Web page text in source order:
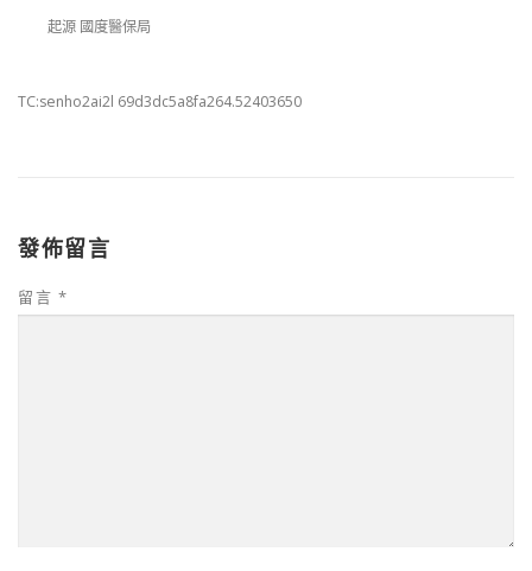
起源 國度醫保局
TC:senho2ai2l 69d3dc5a8fa264.52403650
發佈留言
留言 *